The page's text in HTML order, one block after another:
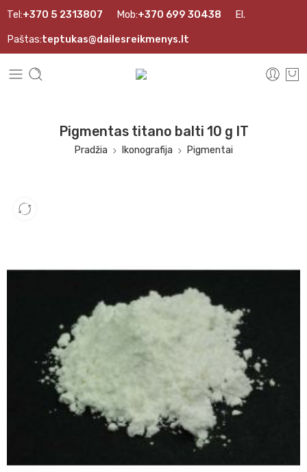
Tel:+370 5 2313807 Mob:+370 699 30438 El.
Paštas:teptukas@dailesreikmenys.lt
Pigmentas titano balti 10 g IT
Pradžia Ikonografija Pigmentai